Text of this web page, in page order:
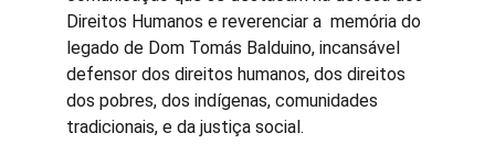
Direitos Humanos e reverenciar a  memória do
legado de Dom Tomás Balduino, incansável
defensor dos direitos humanos, dos direitos
dos pobres, dos indígenas, comunidades
tradicionais, e da justiça social.